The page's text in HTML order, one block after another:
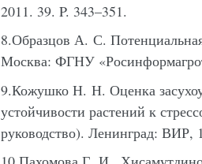
2011. 39. P. 343–351.
8.Образцов А. С.
Москва: ФГНУ
9.Кожушко Н. Н. Оценка
устойчивости растений к
руководство). Ленинград: ВИР,